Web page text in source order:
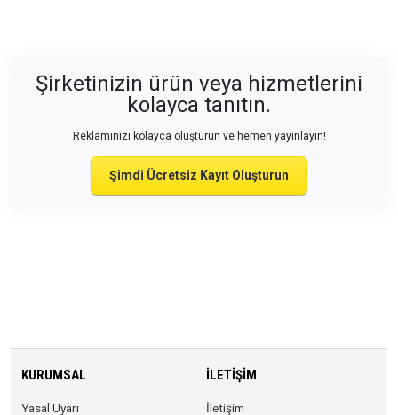
Şirketinizin ürün veya hizmetlerini
kolayca tanıtın.
Reklamınızı kolayca oluşturun ve hemen yayınlayın!
Şimdi Ücretsiz Kayıt Oluşturun
KURUMSAL
Yasal Uyarı
İLETIŞIM
İletişim